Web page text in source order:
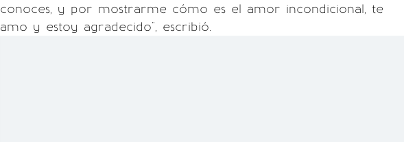
conoces, y por mostrarme cómo es el amor incondicional, te
amo y estoy agradecido", escribió.